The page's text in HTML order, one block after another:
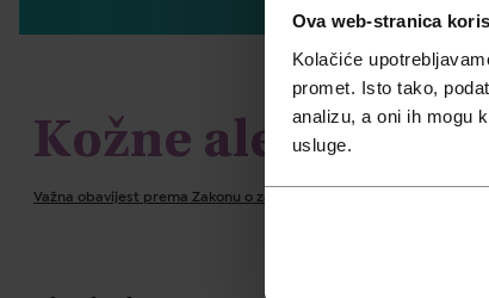
Ova web-stranica
Kolačiće
promet. Isto tako,
analizu, a oni ih mogu
usluge.
Kožne alergije
Važna obavijest prema Zakonu o zaštiti potrošača.